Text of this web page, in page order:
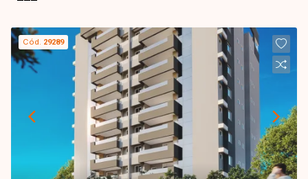
Cód. 29289